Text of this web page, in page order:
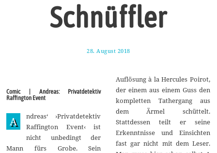
Schnüffler
28. August 2018
p
t
e
m
r
2
1
Comic | Andreas: Privatdetektiv
Raffington Event
A
ndreas‘ ›Privatdetektiv
Raffington Event‹ ist
nicht unbedingt der
Mann fürs Grobe. Sein
Auflösung à la Hercules Poirot,
der einem aus einem Guss den
kompletten Tathergang aus
dem Ärmel schüttelt.
Stattdessen teilt er seine
Erkenntnisse und Einsichten
fast gar nicht mit dem Leser.